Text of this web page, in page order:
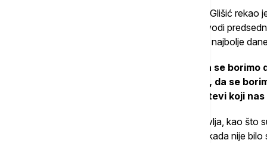
Presednik Izvršnog odbora SNS-a Darko Glišić
od sebe i potvrde dobru politiku koju predvodi
da Kruševac, kao i čitava Srbija, živi svoje najbolje
Mi želimo da se
želimo svakoga dana da napredujemo, da se
penzije, da se grade ovi divni auto-putevi koji
Istakao je da se u Srbiji lako i brzo zaboravlja, kao
više godina kada su se zatvarale fabrike i kada nije